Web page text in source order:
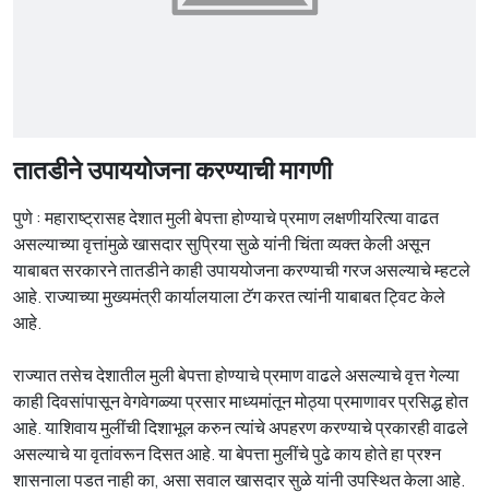
तातडीने उपाययोजना करण्याची मागणी
पुणे : महाराष्ट्रासह देशात मुली बेपत्ता होण्याचे प्रमाण लक्षणीयरित्या वाढत
असल्याच्या वृत्तांमुळे खासदार सुप्रिया सुळे यांनी चिंता व्यक्त केली असून
याबाबत सरकारने तातडीने काही उपाययोजना करण्याची गरज असल्याचे म्हटले
आहे. राज्याच्या मुख्यमंत्री कार्यालयाला टॅग करत त्यांनी याबाबत ट्विट केले
आहे.
राज्यात तसेच देशातील मुली बेपत्ता होण्याचे प्रमाण वाढले असल्याचे वृत्त गेल्या
काही दिवसांपासून वेगवेगळ्या प्रसार माध्यमांतून मोठ्या प्रमाणावर प्रसिद्ध होत
आहे. याशिवाय मुलींची दिशाभूल करुन त्यांचे अपहरण करण्याचे प्रकारही वाढले
असल्याचे या वृतांवरून दिसत आहे. या बेपत्ता मुलींचे पुढे काय होते हा प्रश्न
शासनाला पडत नाही का, असा सवाल खासदार सुळे यांनी उपस्थित केला आहे.